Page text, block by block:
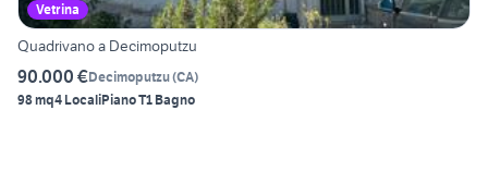
Vetrina
Quadrivano a Decimoputzu
90.000 €Decimoputzu(CA)
98 mq4 LocaliPiano T1 Bagno